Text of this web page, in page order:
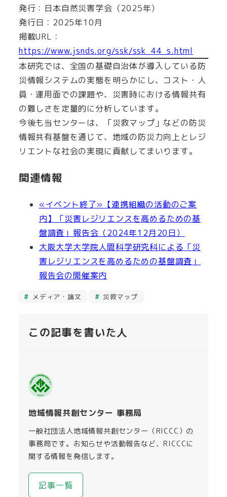
発行：日本自然災害学会（2025年）
発行日：2025年10月
掲載URL：
https://www.jsnds.org/ssk/ssk_44_s.html
本研究では、全国の基礎自治体が導入している防
災情報システムの実態を明らかにし、コスト・人
員・運用面での課題や、災害時における情報共有
の難しさを定量的に分析しています。
今後も当センターは、「災救マップ」などの防災
情報共有基盤を通じて、地域の防災力向上とレジ
リエントな社会の実現に貢献してまいります。
関連情報
«イベント終了»【連携組織の活動のご案
内】「災害レジリエンスを高めるための基
盤調査」報告会（2024年12月20日）
大阪大学大学院人間科学研究科による「災
害レジリエンスを高めるための基盤調査」
報告会の開催案内
メディア・論文 災救マップ
この記事を書いた人
地域情報共創センター 事務局
一般社団法人地域情報共創センター（RICCC）の
事務局です。お知らせや活動報告など、RICCCに
関する情報を発信します。
記事一覧